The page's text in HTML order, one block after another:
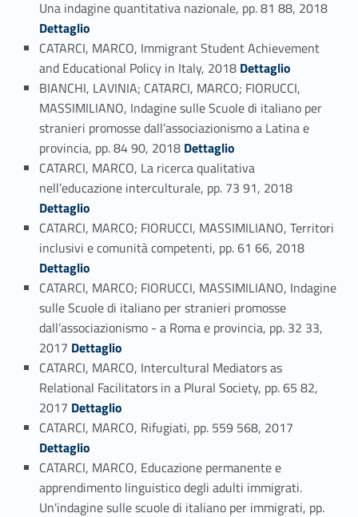
Una indagine quantitativa nazionale, pp. 81 88, 2018
Dettaglio
CATARCI, MARCO, Immigrant Student Achievement
and Educational Policy in Italy, 2018 Link identifier #identifier_person_75171-117
Dettaglio
BIANCHI, LAVINIA; CATARCI, MARCO; FIORUCCI,
MASSIMILIANO, Indagine sulle Scuole di italiano per
stranieri promosse dall’associazionismo a Latina e
provincia, pp. 84 90, 2018 Link identifier #identifier_person_178578-118
Dettaglio
CATARCI, MARCO, La ricerca qualitativa
nell’educazione interculturale, pp. 73 91, 2018Link identifier #identifier_person_130358-119
Dettaglio
CATARCI, MARCO; FIORUCCI, MASSIMILIANO, Territori
inclusivi e comunità competenti, pp. 61 66, 2018Link identifier #identifier_person_115426-120
Dettaglio
CATARCI, MARCO; FIORUCCI, MASSIMILIANO, Indagine
sulle Scuole di italiano per stranieri promosse
dall’associazionismo - a Roma e provincia, pp. 32 33,
2017 Link identifier #identifier_person_91981-121
Dettaglio
CATARCI, MARCO, Intercultural Mediators as
Relational Facilitators in a Plural Society, pp. 65 82,
2017 Link identifier #identifier_person_25316-122
Dettaglio
CATARCI, MARCO, Rifugiati, pp. 559 568, 2017
Dettaglio
CATARCI, MARCO, Educazione permanente e
apprendimento linguistico degli adulti immigrati.
Un'indagine sulle scuole di italiano per immigrati, pp.